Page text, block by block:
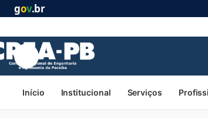
gov.br
Início Institucional Serviços